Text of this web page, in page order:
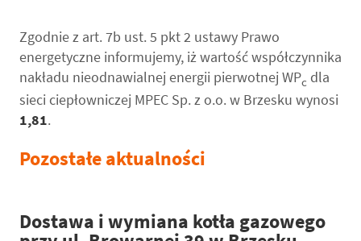
Zgodnie z art. 7b ust. 5 pkt 2 ustawy Prawo
energetyczne informujemy, iż wartość współczynnika
nakładu nieodnawialnej energii pierwotnej WPc dla
sieci ciepłowniczej MPEC Sp. z o.o. w Brzesku wynosi
1,81.
Pozostałe aktualności
Dostawa i wymiana kotła gazowego